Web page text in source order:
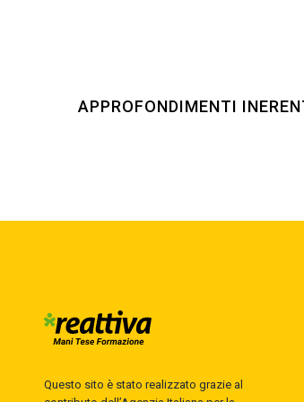
APPROFONDIMENTI
Questo sito è stato realizzato grazie al